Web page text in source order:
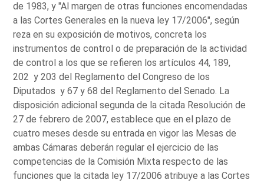
de 1983, y "Al margen de otras funciones encomendadas
a las Cortes Generales en la nueva ley 17/2006", según
reza en su exposición de motivos, concreta los
instrumentos de control o de preparación de la actividad
de control a los que se refieren los artículos 44, 189,
202 y 203 del Reglamento del Congreso de los
Diputados y 67 y 68 del Reglamento del Senado. La
disposición adicional segunda de la citada Resolución de
27 de febrero de 2007, establece que en el plazo de
cuatro meses desde su entrada en vigor las Mesas de
ambas Cámaras deberán regular el ejercicio de las
competencias de la Comisión Mixta respecto de las
funciones que la citada ley 17/2006 atribuye a las Cortes